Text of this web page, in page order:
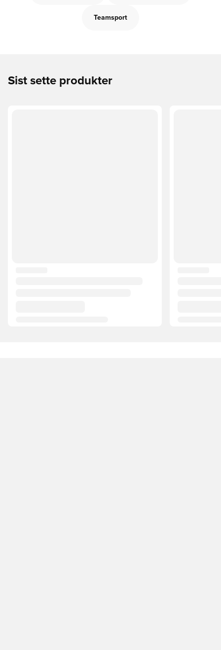
Teamsport
Sist sette produkter